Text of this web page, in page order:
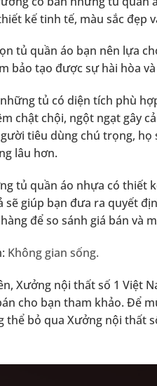
kế tinh tế, màu sắc đẹp
tủ quần áo bạn nên lựa
bảo tạo được sự hài hòa
tủ có diện tích phù
chật chội, ngột ngạt gây
tiêu dùng chú trọng,
lâu hơn.
tủ quần áo nhựa có thiết
sẽ giúp bạn đưa ra quyết
để so sánh giá bán và
Không gian sống.
Xưởng nội thất số 1 Việt
cho bạn tham khảo. Để
thể bỏ qua Xưởng nội thất